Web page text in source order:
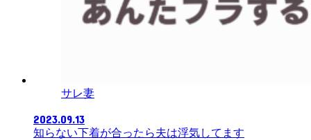
サレ妻
2023.09.13
知らない下着が合ったら夫は浮気してます